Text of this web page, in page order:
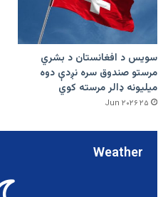
سویس د افغانستان د بشري
مرستو صندوق سره نږدې دوه
میلیونه ډالر مرسته کوي
۲۵ Jun ۲۰۲۶
Weather